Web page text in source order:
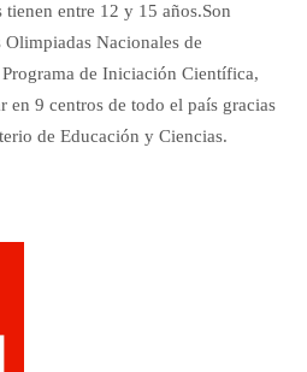
entre 12 y 15 años.Son
Olimpiadas Nacionales de
de Iniciación Científica,
en 9 centros de todo el país gracias
de Educación y Ciencias.